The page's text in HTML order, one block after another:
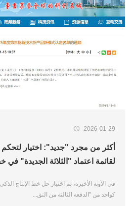
2026-01-29
لقائمة اعتماد "الثلاثة الجديدة"
كواحد من "الدفعة الثالثة من التق...